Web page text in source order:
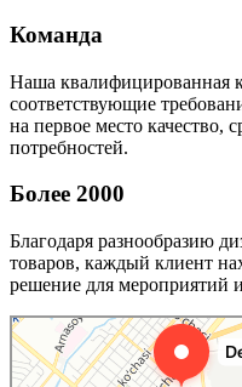
Команда
Наша квалифицированная
соответствующие
на первое место качество,
потребностей.
Более 2000
Благодаря разнообразию
товаров, каждый клиент
решение для мероприятий